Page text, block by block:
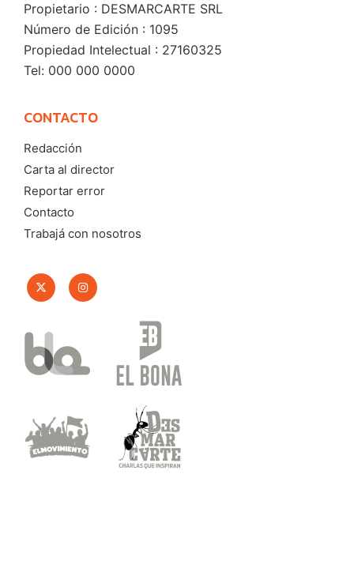
Propietario : DESMARCARTE SRL
Número de Edición : 1095
Propiedad Intelectual : 27160325
Tel: 000 000 0000
CONTACTO
Redacción
Carta al director
Reportar error
Contacto
Trabajá con nosotros